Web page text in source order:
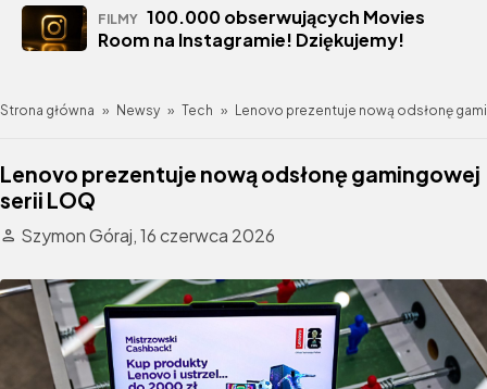
FILMY 100.000 obserwujących Movies
Room na Instagramie! Dziękujemy!
Strona główna » Newsy » Tech » Lenovo prezentuje nową odsłonę
Lenovo prezentuje nową odsłonę gamingowej
serii LOQ
Szymon Góraj,16 czerwca 2026